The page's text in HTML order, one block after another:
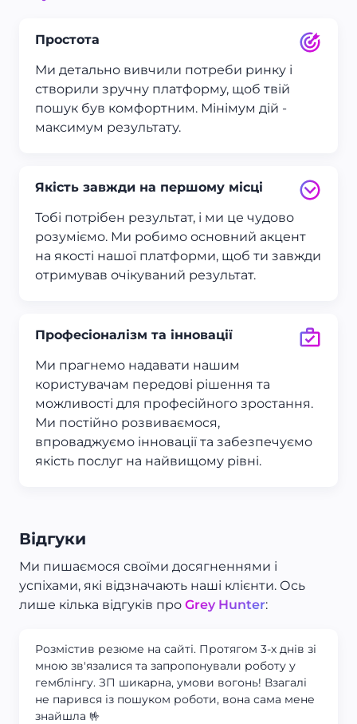
Простота
Ми детально вивчили потреби ринку і
створили зручну платформу, щоб твій
пошук був комфортним. Мінімум дій -
максимум результату.
Якість завжди на першому місці
Тобі потрібен результат, і ми це чудово
розуміємо. Ми робимо основний акцент
на якості нашої платформи, щоб ти завжди
отримував очікуваний результат.
Професіоналізм та інновації
Ми прагнемо надавати нашим
користувачам передові рішення та
можливості для професійного зростання.
Ми постійно розвиваємося,
впроваджуємо інновації та забезпечуємо
якість послуг на найвищому рівні.
Відгуки
Ми пишаємося своїми досягненнями і
успіхами, які відзначають наші клієнти. Ось
лише кілька відгуків про Grey Hunter:
Розмістив резюме на сайті. Протягом 3-х днів зі
мною зв'язалися та запропонували роботу у
гемблінгу. ЗП шикарна, умови вогонь! Взагалі
не парився із пошуком роботи, вона сама мене
знайшла 🤟